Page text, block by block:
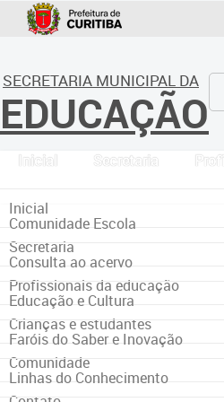
SECRETARIA MUNICIPAL DA
EDUCAÇÃO
Inicial Secretaria
Inicial
Secretaria
Profissionais da educação
Crianças e estudantes
Comunidade
Comunidade Escola
Consulta ao acervo
Educação e Cultura
Faróis do Saber e Inovação
Linhas do Conhecimento